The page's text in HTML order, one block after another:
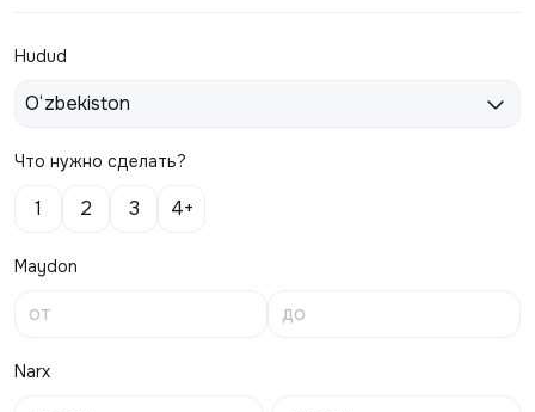
Hudud
O‘zbekiston
Что нужно сделать?
1 2 3 4+
Maydon
Narx